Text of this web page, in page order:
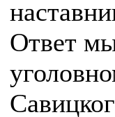
Ответ